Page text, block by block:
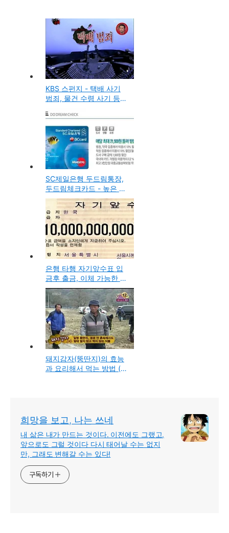
KBS 스펀지 - 택배 사기
범죄, 물건 수령 사기 등의
SC제일은행 두드림통장,
두드림체크카드 - 높은 이
자율에 이체수수료 등의
다양한 혜택의 제품
은행 타행 자기앞수표 입
금후 출금, 이체 가능한 시
간은 언제까지일까?
돼지감자(뚱딴지)의 효능
과 요리해서 먹는 방법 (당
희망을 보고, 나는 쓰네
내 삶은 내가 만드는 것이다. 이전에도 그랬고,
앞으로도 그럴 것이다 다시 태어날 수는 없지
만, 그래도 변해갈 수는 있다!
구독하기